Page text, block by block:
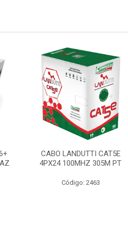
CABO LANDUTTI CAT5E
4PX24 100MHZ 305M PT
Código: 2463